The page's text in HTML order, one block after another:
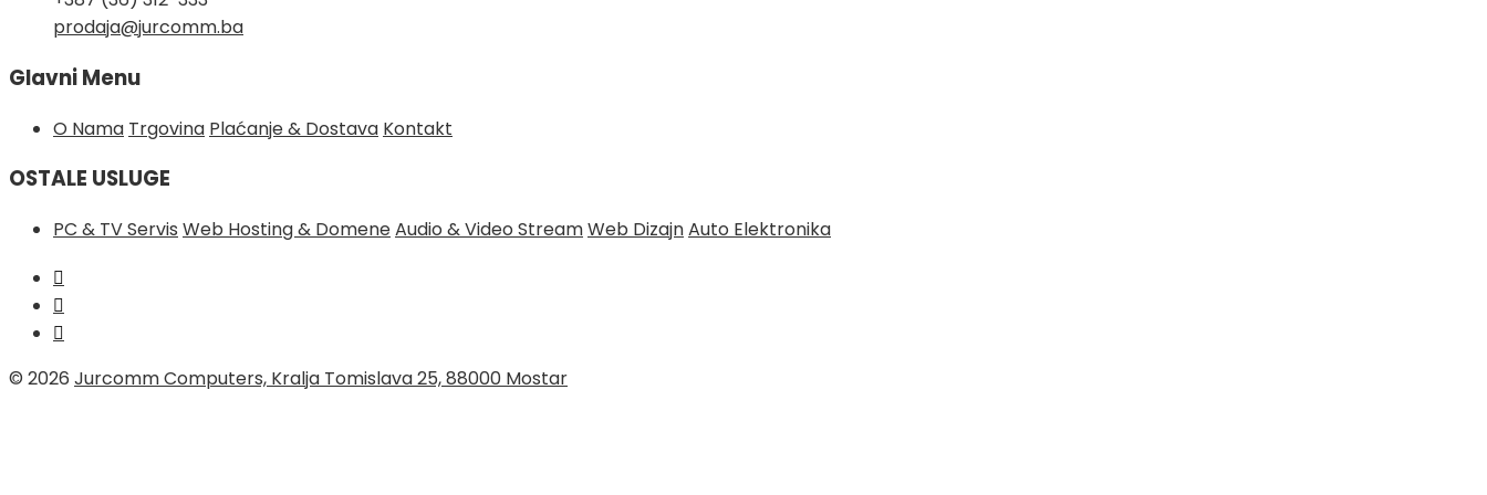
prodaja@jurcomm.ba
Glavni Menu
O Nama Trgovina Plaćanje & Dostava Kontakt
OSTALE USLUGE
PC & TV Servis Web Hosting & DomeneAudio & Video StreamWeb DizajnAuto Elektronika
© 2026 Jurcomm Computers, Kralja Tomislava 25, 88000 Mostar